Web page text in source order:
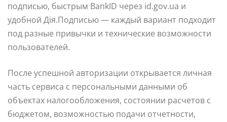
подписью, быстрым BankID через id.gov.ua и
удобной Дія.Подписью — каждый вариант подходит
под разные привычки и технические возможности
пользователей.
После успешной авторизации открывается личная
часть сервиса с персональными данными об
объектах налогообложения, состоянии расчетов с
бюджетом, возможностью подачи отчетности,